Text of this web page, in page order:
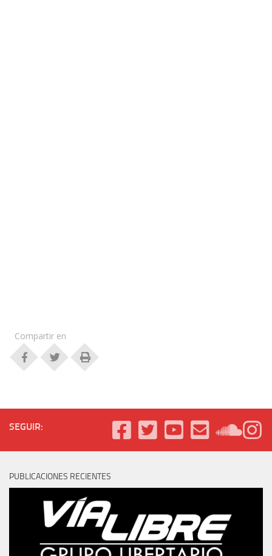
Compartir en
SEGUIR:
PUBLICACIONES RECIENTES